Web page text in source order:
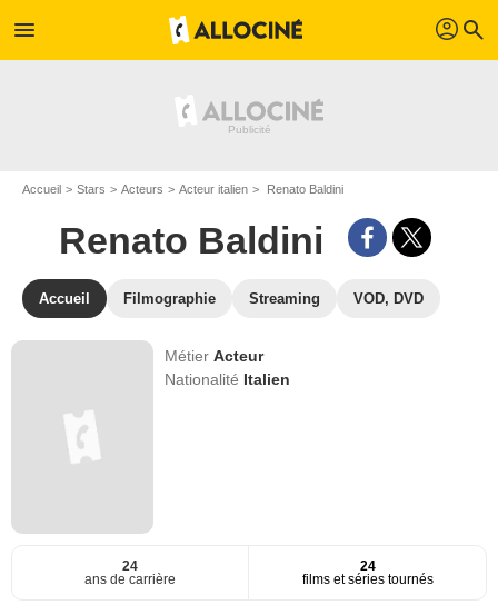
menu profil search
Accueil Stars Acteurs Acteur italien Renato Baldini
Renato Baldini
Accueil Filmographie Streaming VOD, DVD
MétierActeur
Nationalité Italien
24
ans de carrière
24
films et séries tournés